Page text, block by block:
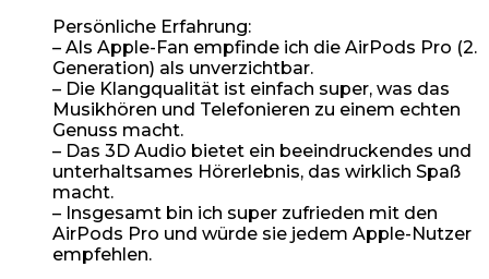
Persönliche Erfahrung:
– Als Apple-Fan empfinde ich die AirPods Pro (2.
Generation) als unverzichtbar.
– Die Klangqualität ist einfach super, was das
Musikhören und Telefonieren zu einem echten
Genuss macht.
– Das 3D Audio bietet ein beeindruckendes und
unterhaltsames Hörerlebnis, das wirklich Spaß
macht.
– Insgesamt bin ich super zufrieden mit den
AirPods Pro und würde sie jedem Apple-Nutzer
empfehlen.